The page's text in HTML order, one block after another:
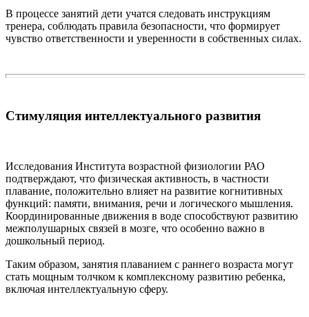
В процессе занятий дети учатся следовать инструкциям
тренера, соблюдать правила безопасности, что формирует
чувство ответственности и уверенности в собственных силах.
Стимуляция интеллектуального развития
Исследования Института возрастной физиологии РАО
подтверждают, что физическая активность, в частности
плавание, положительно влияет на развитие когнитивных
функций: памяти, внимания, речи и логического мышления.
Координированные движения в воде способствуют развитию
межполушарных связей в мозге, что особенно важно в
дошкольный период.
Таким образом, занятия плаванием с раннего возраста могут
стать мощным толчком к комплексному развитию ребенка,
включая интеллектуальную сферу.